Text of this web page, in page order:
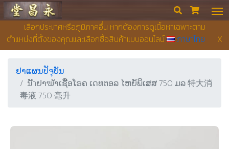
เลือกประเทศหรือภูมิภาคอื่น หากต้องการดูเนื้อหาเฉพาะตาม
ตำแหน่งที่ตั้งของคุณและเลือกซื้อสินค้าแบบออนไลน์
ภาษาไทย X
ຮ້ານຂາຍຢາ ຢງເຊີຍງຕຶ໊ງ  
ຢາແຜນປັຈຸບັນ
ນັำຢາຆັາເຊືັອໂຣຄ ເດທຕອລ ໄຫຍັພິເສສ 750 ມລ 特大消
毒液 750 毫升